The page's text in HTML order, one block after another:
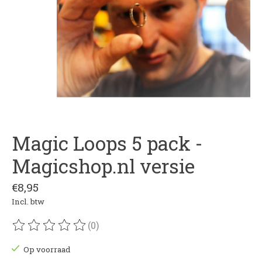
Magic Loops 5 pack -
Magicshop.nl versie
€8,95
Incl. btw
De beoordeling van dit product is
(0)
Op voorraad